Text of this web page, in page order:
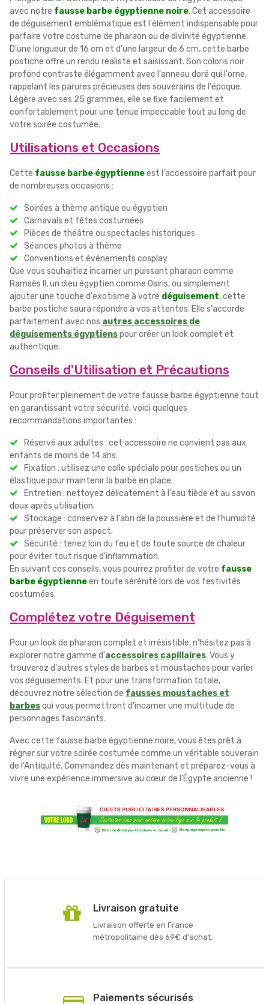
avec notre fausse barbe égyptienne noire. Cet accessoire
de déguisement emblématique est l'élément indispensable pour
parfaire votre costume de pharaon ou de divinité égyptienne.
D'une longueur de 16 cm et d'une largeur de 6 cm, cette barbe
postiche offre un rendu réaliste et saisissant. Son coloris noir
profond contraste élégamment avec l'anneau doré qui l'orne,
rappelant les parures précieuses des souverains de l'époque.
Légère avec ses 25 grammes, elle se fixe facilement et
confortablement pour une tenue impeccable tout au long de
votre soirée costumée.
Utilisations et Occasions
Cette fausse barbe égyptienneest l'accessoire parfait pour
de nombreuses occasions :
Soirées à thème antique ou égyptien
Carnavals et fêtes costumées
Pièces de théâtre ou spectacles historiques
Séances photos à thème
Conventions et événements cosplay
Que vous souhaitiez incarner un puissant pharaon comme
Ramsès II, un dieu égyptien comme Osiris, ou simplement
ajouter une touche d'exotisme à votre déguisement, cette
barbe postiche saura répondre à vos attentes. Elle s'accorde
parfaitement avec nos autres accessoires de
déguisements égyptienspour créer un look complet et
authentique.
Conseils d'Utilisation et Précautions
Pour profiter pleinement de votre fausse barbe égyptienne tout
en garantissant votre sécurité, voici quelques
recommandations importantes :
Réservé aux adultes : cet accessoire ne convient pas aux
enfants de moins de 14 ans.
Fixation : utilisez une colle spéciale pour postiches ou un
élastique pour maintenir la barbe en place.
Entretien : nettoyez délicatement à l'eau tiède et au savon
doux après utilisation.
Stockage : conservez à l'abri de la poussière et de l'humidité
pour préserver son aspect.
Sécurité : tenez loin du feu et de toute source de chaleur
pour éviter tout risque d'inflammation.
En suivant ces conseils, vous pourrez profiter de votre fausse
barbe égyptienneen toute sérénité lors de vos festivités
costumées.
Complétez votre Déguisement
Pour un look de pharaon complet et irrésistible, n'hésitez pas à
explorer notre gamme d'accessoires capillaires. Vous y
trouverez d'autres styles de barbes et moustaches pour varier
vos déguisements. Et pour une transformation totale,
découvrez notre sélection de fausses moustaches et
barbesqui vous permettront d'incarner une multitude de
personnages fascinants.
Avec cette fausse barbe égyptienne noire, vous êtes prêt à
régner sur votre soirée costumée comme un véritable souverain
de l'Antiquité. Commandez dès maintenant et préparez-vous à
vivre une expérience immersive au cœur de l'Égypte ancienne !
Livraison gratuite
Livraison offerte en France
métropolitaine dès 69€ d'achat.
Paiements sécurisés